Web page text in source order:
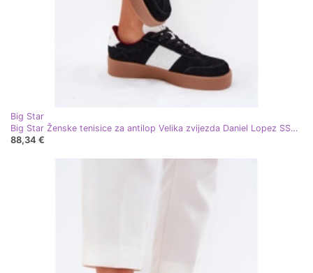
Big Star
Big Star Ženske tenisice za antilop Velika zvijezda Daniel Lopez SS2D4021 Black crna
88,34 €